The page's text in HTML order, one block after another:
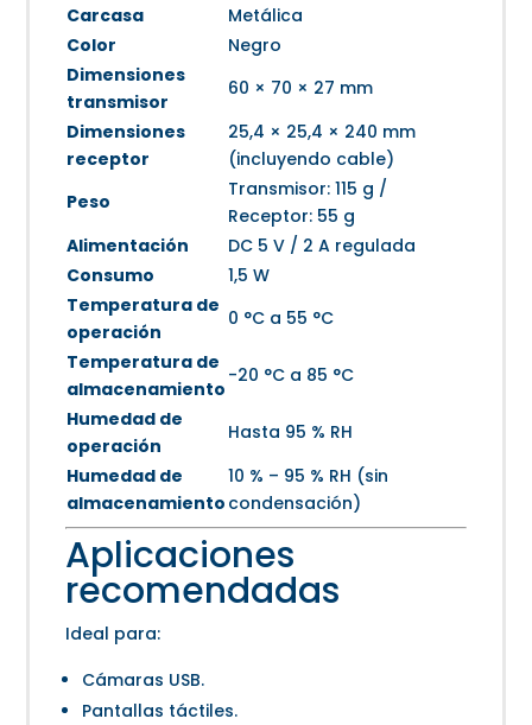
Carcasa
Metálica
Color
Negro
Dimensiones
transmisor
60 × 70 × 27 mm
Dimensiones
receptor
25,4 × 25,4 × 240 mm
(incluyendo cable)
Peso
Transmisor: 115 g /
Receptor: 55 g
Alimentación
DC 5 V / 2 A regulada
Consumo
1,5 W
Temperatura de
operación
0 °C a 55 °C
Temperatura de
almacenamiento
-20 °C a 85 °C
Humedad de
operación
Hasta 95 % RH
Humedad de
almacenamiento
10 % – 95 % RH (sin
condensación)
Aplicaciones
recomendadas
Ideal para:
Cámaras USB.
Pantallas táctiles.